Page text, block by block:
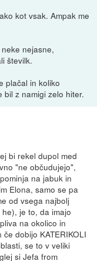
kot vsak. Ampak me
nejasne,
številk.
plačal in koliko
z namigi zelo hiter.
bi rekel dupol med
"ne občudujejo",
na jabuk in
Elona, samo se pa
od vsega najbolj
je to, da imajo
na okolico in
dobijo KATERIKOLI
se to v veliki
si Jefa from